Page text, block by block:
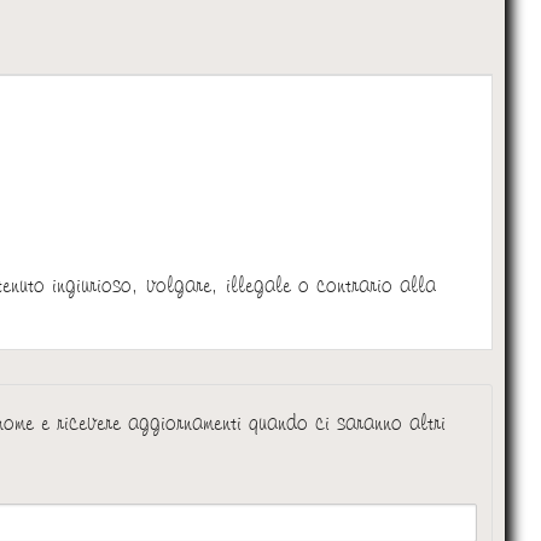
ingiurioso, volgare, illegale o contrario alla
e ricevere aggiornamenti quando ci saranno altri